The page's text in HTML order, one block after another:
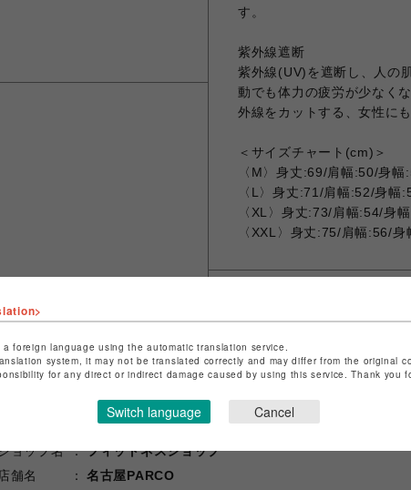
す。
紫外線遮断
紫外線(UV)を遮断し、人の
動でも体力の疲労が少なく
外線をカットする、女性に
＜サイズチャート(cm)＞
〈M〉身丈:69/肩幅:50/身
〈L〉身丈:71/肩幅:52/身幅
〈XL〉身丈:73/肩幅:54/身
〈XXL〉身丈:75/肩幅:56/
ョップ名
フィットネスショップ
店舗名
名古屋PARCO
foreign language using the automatic translation service.
system, it may not be translated correctly and may differ from the original
for any direct or indirect damage caused by using this service. Thank you
Switch language Cancel